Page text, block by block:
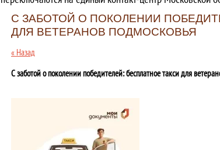
С ЗАБОТОЙ О ПОКОЛЕНИИ
ДЛЯ ВЕТЕРАНОВ ПОДМОСКОВЬЯ
« Назад
С заботой о поколении победителей: бесплатное такси для